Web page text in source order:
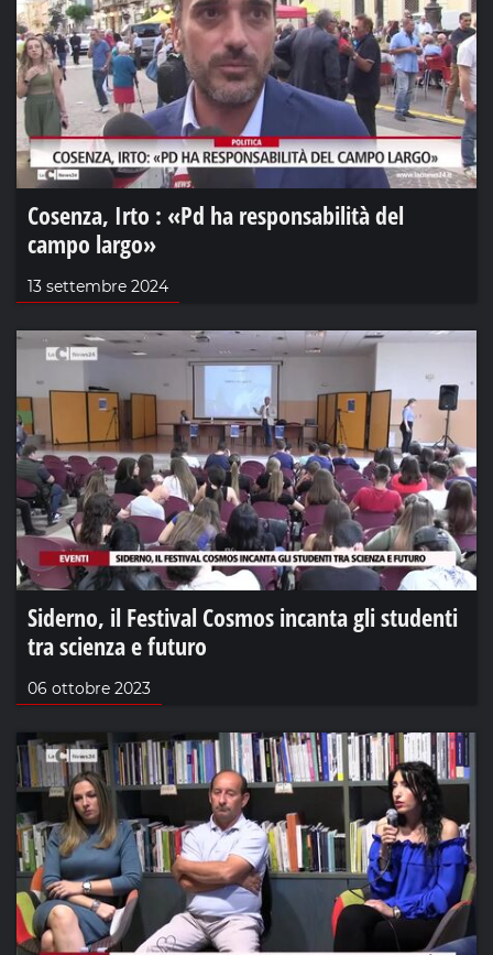
Cosenza, Irto : «Pd ha responsabilità del
campo largo»
13 settembre 2024
Siderno, il Festival Cosmos incanta gli studenti
tra scienza e futuro
06 ottobre 2023